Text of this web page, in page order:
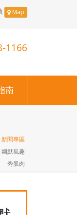
Map
1166
南
新聞專區
默風趣
秀肌肉